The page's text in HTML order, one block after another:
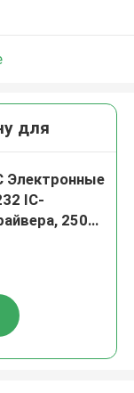
для
Электронные
IC-
250